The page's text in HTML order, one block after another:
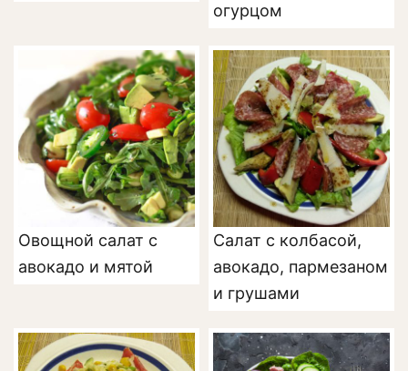
огурцом
Овощной салат с
авокадо и мятой
Салат с колбасой,
авокадо, пармезаном
и грушами